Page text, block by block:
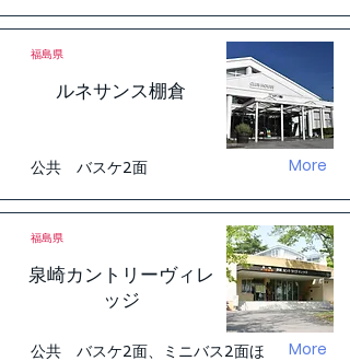
福島県
ルネサンス棚倉
公共 バスケ2面 More
福島県
泉崎カントリーヴィレ
ッジ
公共 バスケ2面、ミニバス2面ほ
More